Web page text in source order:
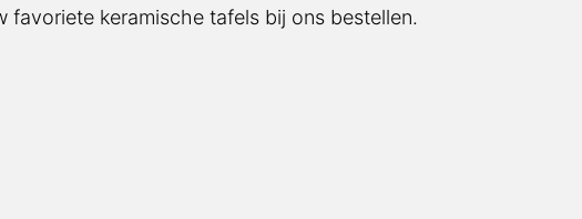
favoriete keramische tafels bij ons bestellen.